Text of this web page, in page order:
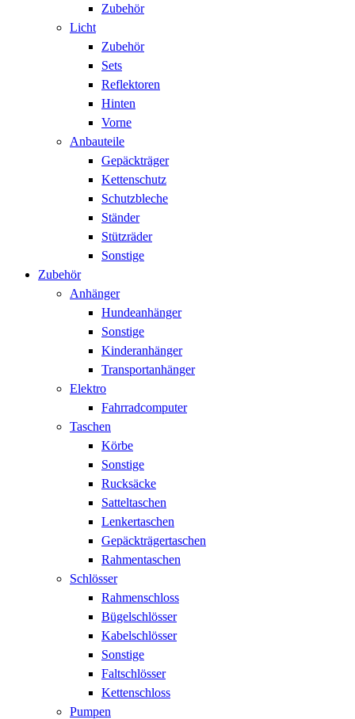
Zubehör
Licht
Zubehör
Sets
Reflektoren
Hinten
Vorne
Anbauteile
Gepäckträger
Kettenschutz
Schutzbleche
Ständer
Stützräder
Sonstige
Zubehör
Anhänger
Hundeanhänger
Sonstige
Kinderanhänger
Transportanhänger
Elektro
Fahrradcomputer
Taschen
Körbe
Sonstige
Rucksäcke
Satteltaschen
Lenkertaschen
Gepäckträgertaschen
Rahmentaschen
Schlösser
Rahmenschloss
Bügelschlösser
Kabelschlösser
Sonstige
Faltschlösser
Kettenschloss
Pumpen